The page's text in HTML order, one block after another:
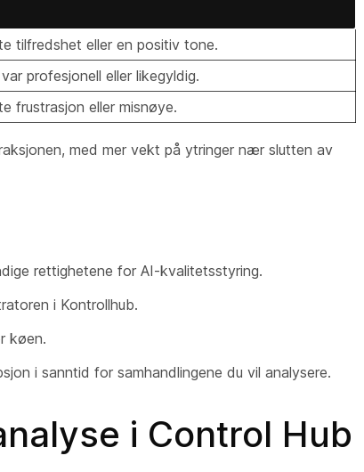
tilfredshet eller en positiv tone.
profesjonell eller likegyldig.
frustrasjon eller misnøye.
med mer vekt på ytringer nær slutten av
rettighetene for AI-kvalitetsstyring.
i Kontrollhub.
køen.
i sanntid for samhandlingene du vil analysere.
i Control Hub